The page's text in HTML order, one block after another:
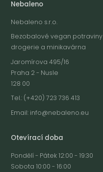
Nebaleno
Nebaleno s.r.o.
Bezobalové vegan potraviny
drogerie a minikavárna
Jaromírova 495/16
Praha 2 - Nusle
128 00
Tel.: (+420) 723 736 413
Email: info@nebaleno.eu
Otevírací doba
Pondělí - Pátek 12:00 - 19:30
Sobota 10:00 - 16:00